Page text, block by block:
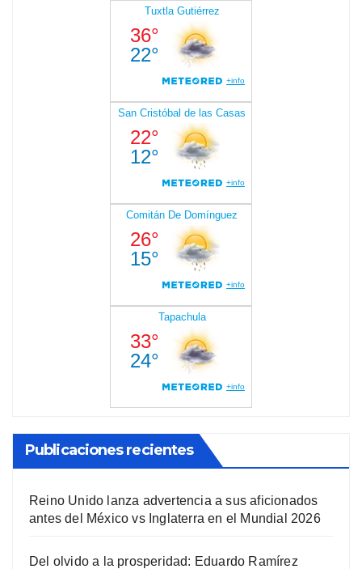
Publicaciones recientes
Reino Unido lanza advertencia a sus aficionados
antes del México vs Inglaterra en el Mundial 2026
Del olvido a la prosperidad: Eduardo Ramírez